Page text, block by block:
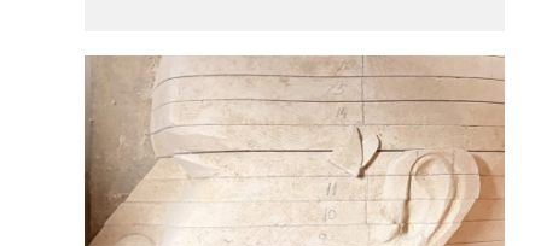
la
Facultat
de
BBAA
de
la
UPV